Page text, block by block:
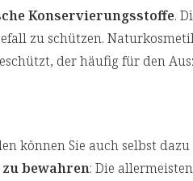
Konservierungsstoffe.
zu schützen.
der häufig für den
können Sie auch selbst
bewahren: Die